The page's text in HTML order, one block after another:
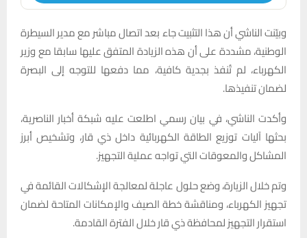
وبيّنت الناشي أن هذا التثبيت جاء بعد اتصال مباشر مع مدير السيطرة
الوطنية، مشددة على أن هذه الزيادة المتفق عليها سابقا مع وزير
الكهرباء، لم تُنفذ بجدية كافية، مما دفعها للتوجه إلى البصرة
لضمان تنفيذها.
وأكدت الناشي، في بيان رسمي اطلعت عليه شبكة أخبار الناصرية،
بحثها آليات توزيع الطاقة الكهربائية داخل ذي قار، وتشخيص أبرز
المشاكل والمعوقات التي تواجه عملية التجهيز.
وتم خلال الزيارة، وضع حلول عاجلة لمعالجة الإشكالات القائمة في
تجهيز الكهرباء، ومناقشة خطة الصيف والإمكانات المتاحة لضمان
استقرار التجهيز لمحافظة ذي قار خلال الفترة القادمة.